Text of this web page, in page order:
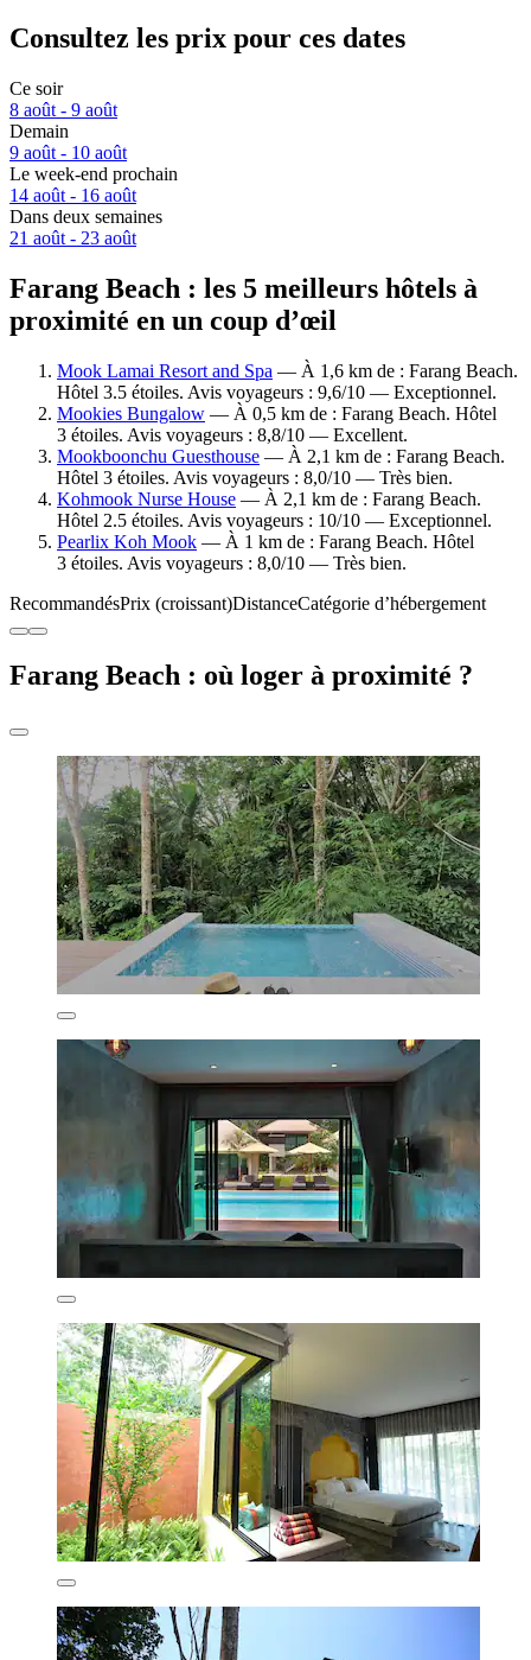
Consultez les prix pour ces dates
Ce soir
8 août - 9 août
Demain
9 août - 10 août
Le week-end prochain
14 août - 16 août
Dans deux semaines
21 août - 23 août
Farang Beach : les 5 meilleurs hôtels à
proximité en un coup d’œil
Mook Lamai Resort and Spa — À 1,6 km de : Farang Beach.
Hôtel 3.5 étoiles. Avis voyageurs : 9,6/10 — Exceptionnel.
Mookies Bungalow — À 0,5 km de : Farang Beach. Hôtel
3 étoiles. Avis voyageurs : 8,8/10 — Excellent.
Mookboonchu Guesthouse — À 2,1 km de : Farang Beach.
Hôtel 3 étoiles. Avis voyageurs : 8,0/10 — Très bien.
Kohmook Nurse House — À 2,1 km de : Farang Beach.
Hôtel 2.5 étoiles. Avis voyageurs : 10/10 — Exceptionnel.
Pearlix Koh Mook — À 1 km de : Farang Beach. Hôtel
3 étoiles. Avis voyageurs : 8,0/10 — Très bien.
RecommandésPrix (croissant)DistanceCatégorie d’hébergement
Farang Beach : où loger à proximité ?